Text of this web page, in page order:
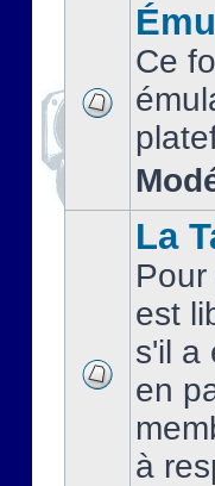
Ce
La
est
s'il a
en
à